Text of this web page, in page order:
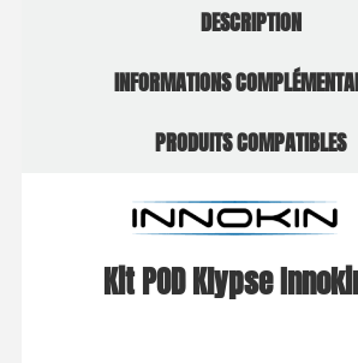
DESCRIPTION
INFORMATIONS
PRODUITS COMPATIBLES
Kit POD Klypse